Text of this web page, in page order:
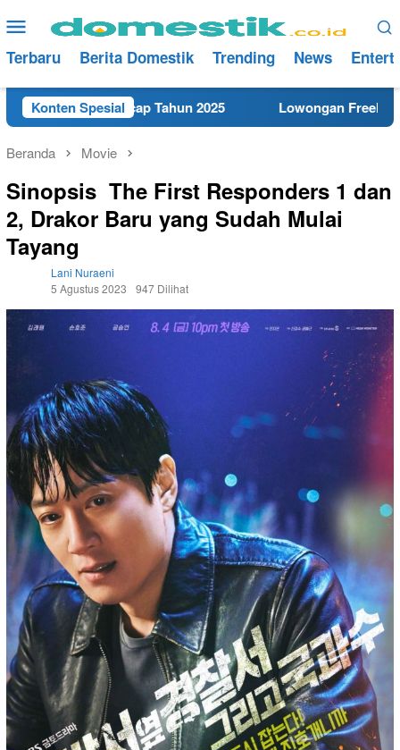
ke
konten
Menu
Mobile
Terbaru Berita Domestik Trending News
Konten Spesial
di Cilacap Tahun 2025 Lowongan Freelance
Beranda Movie
Sinopsis The First Responders 1 dan
2, Drakor Baru yang Sudah Mulai
Tayang
Lani Nuraeni
5 Agustus 2023
947 Dilihat